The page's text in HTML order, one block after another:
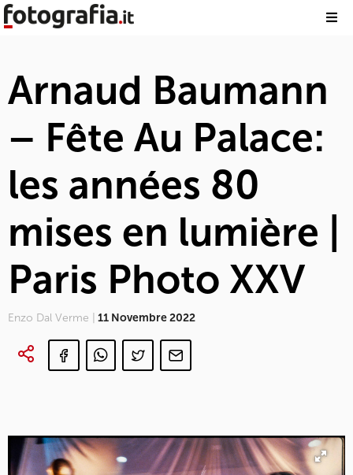
Arnaud Baumann
– Fête Au Palace:
les années 80
mises en lumière |
Paris Photo XXV
Enzo Dal Verme | 11 Novembre 2022